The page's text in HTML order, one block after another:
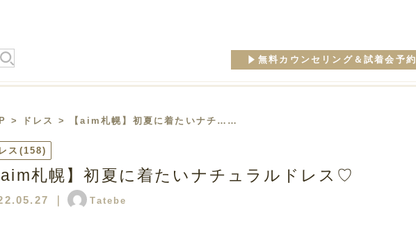
無料カウンセリング＆試着会予約
> ドレス > 【aim札幌】初夏に着たいナチ……
ス (158)
aim札幌】初夏に着たいナチュラルドレス♡
Tatebe